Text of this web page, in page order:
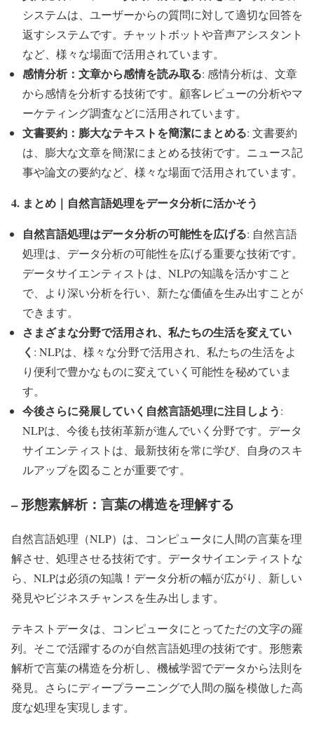
システムは、ユーザーからの質問に対して適切な回答を
返すシステムです。チャットボットや音声アシスタント
など、様々な場面で活用されています。
感情分析：文章から感情を読み取る: 感情分析は、文章
から感情を分析する技術です。顧客レビューの分析やマ
ーケティング調査などに活用されています。
文書要約：膨大なテキストを簡潔にまとめる: 文書要約
は、膨大な文章を簡潔にまとめる技術です。ニュース記
事や論文の要約など、様々な場面で活用されています。
4. まとめ｜自然言語処理をデータ分析に活かそう
自然言語処理はデータ分析の可能性を広げる: 自然言語
処理は、データ分析の可能性を広げる重要な技術です。
データサイエンティストは、NLPの知識を活かすこと
で、より深い分析を行い、新たな価値を生み出すことが
できます。
さまざまな分野で活用され、私たちの生活を変えてい
く : NLPは、様々な分野で活用され、私たちの生活をよ
り便利で豊かなものに変えていく可能性を秘めていま
す。
今後さらに発展していく自然言語処理に注目しよう:
NLPは、今後も技術革新が進んでいく分野です。データ
サイエンティストは、最新技術を常に学び、自身のスキ
ルアップを図ることが重要です。
– 形態素解析：言葉の構造を理解する
自然言語処理（NLP）は、コンピュータに人間の言葉を理
解させ、処理させる技術です。データサイエンティストな
ら、NLPは必須の知識！データ分析の幅が広がり、新しい
発見やビジネスチャンスを生み出します。
テキストデータは、コンピュータにとってただの文字の羅
列。そこで活躍するのが自然言語処理の技術です。形態素
解析で言葉の構造を分析し、機械学習でデータから法則を
発見。さらにディープラーニングで人間の脳を模倣した高
度な処理を実現します。